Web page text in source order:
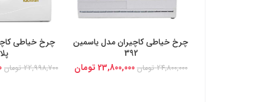
خرید از دیجی کالا
چرخ خیاطی کاچیران مدل ياسمين
392
24,800,000 تومان 23,800,000 تومان
خرید از
22,998,700 تومان